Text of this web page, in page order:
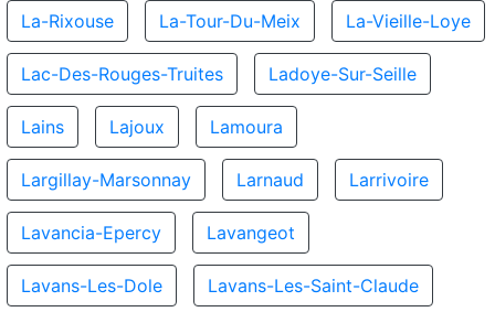
La-Rixouse La-Tour-Du-Meix La-Vieille-Loye
Lac-Des-Rouges-Truites Ladoye-Sur-Seille
Lains Lajoux Lamoura
Largillay-Marsonnay Larnaud Larrivoire
Lavancia-Epercy Lavangeot
Lavans-Les-Dole Lavans-Les-Saint-Claude